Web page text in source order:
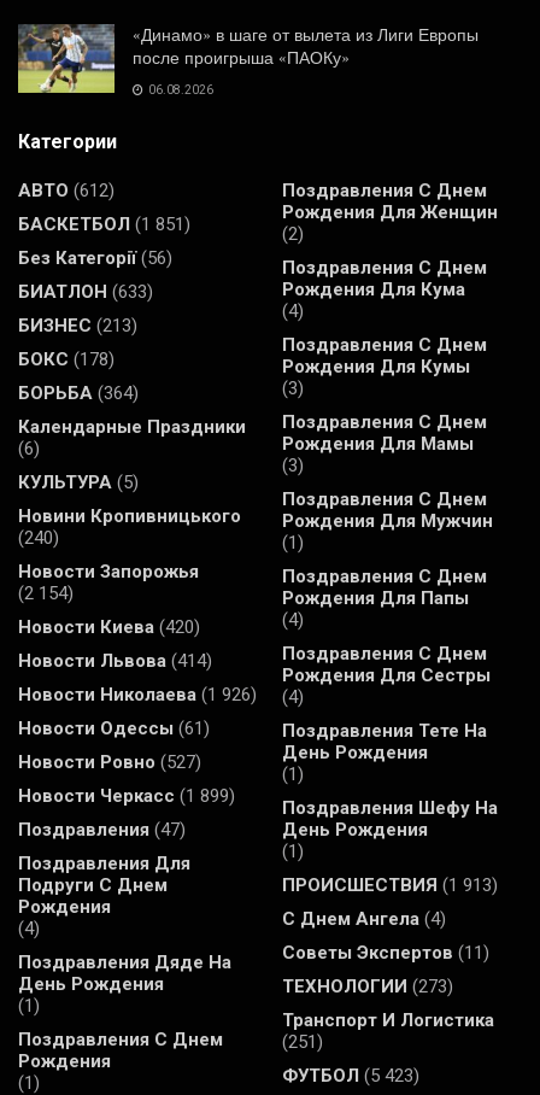
«Динамо» в шаге от вылета из Лиги Европы
после проигрыша «ПАОКу»
06.08.2026
Категории
АВТО (612)
БАСКЕТБОЛ (1 851)
Без Категорії(56)
БИАТЛОН (633)
БИЗНЕС (213)
БОКС (178)
БОРЬБА (364)
Календарные Праздники
(6)
КУЛЬТУРА (5)
Новини Кропивницького
(240)
Новости Запорожья
(2 154)
Новости Киева (420)
Новости Львова (414)
Новости Николаева (1 926)
Новости Одессы (61)
Новости Ровно (527)
Новости Черкасс (1 899)
Поздравления (47)
Поздравления Для
Подруги С Днем
Рождения
(4)
Поздравления Дяде На
День Рождения
(1)
Поздравления С Днем
Рождения
(1)
Поздравления С Днем
Рождения Для Женщин
(2)
Поздравления С Днем
Рождения Для Кума
(4)
Поздравления С Днем
Рождения Для Кумы
(3)
Поздравления С Днем
Рождения Для Мамы
(3)
Поздравления С Днем
Рождения Для Мужчин
(1)
Поздравления С Днем
Рождения Для Папы
(4)
Поздравления С Днем
Рождения Для Сестры
(4)
Поздравления Тете На
День Рождения
(1)
Поздравления Шефу На
День Рождения
(1)
ПРОИСШЕСТВИЯ (1 913)
С Днем Ангела (4)
Советы Экспертов (11)
ТЕХНОЛОГИИ (273)
Транспорт И Логистика
(251)
ФУТБОЛ (5 423)